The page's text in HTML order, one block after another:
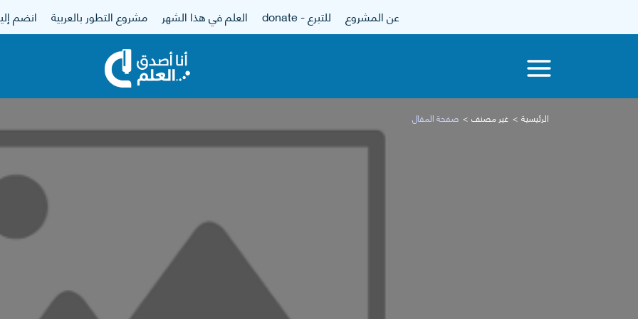
عن المشروع للتبرع - donate العلم في هذا الشهر مشروع التطور بالعربية انضم
الرئيسية غير مصنف صفحة المقال